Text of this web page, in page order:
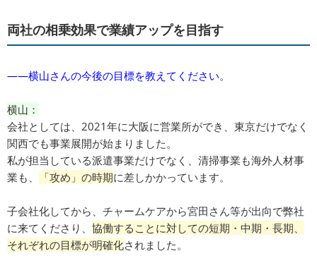
両社の相乗効果で業績アップを目指す
――横山さんの今後の目標を教えてください。
横山：
会社としては、2021年に大阪に営業所ができ、東京だけでなく
関西でも事業展開が始まりました。
私が担当している派遣事業だけでなく、清掃事業も海外人材事
業も、
「攻め」の時期に差しかかっています。
子会社化してから、チャームケアから宮田さん等が出向で弊社
に来てくださり、 協働することに対しての短期・中期・長期、
それぞれの目標が明確化されました。